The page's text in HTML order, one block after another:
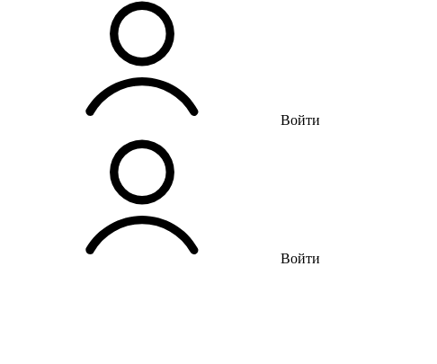
Войти
Войти